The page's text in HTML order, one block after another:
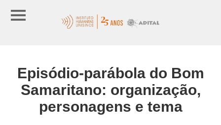
Episódio-parábola do Bom
Samaritano: organização,
personagens e tema